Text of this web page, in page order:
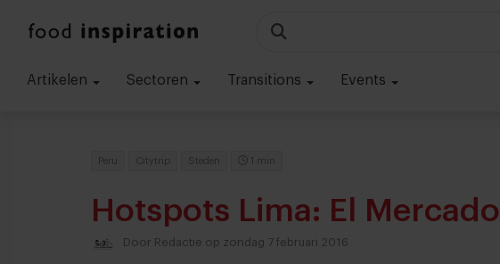
Artikelen Sectoren Transitions Events
Peru Citytrip Steden 1 min
Hotspots Lima: El Mercado
Door Redactie op zondag 7 februari 2016